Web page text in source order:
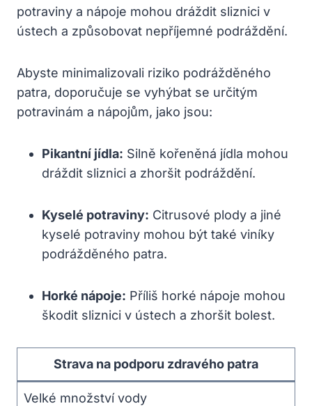
potraviny a nápoje mohou dráždit sliznici v
ústech a způsobovat nepříjemné podráždění.
Abyste minimalizovali riziko podrážděného
patra, doporučuje se vyhýbat se určitým
potravinám a nápojům, jako jsou:
Pikantní jídla: Silně kořeněná jídla mohou
dráždit sliznici a zhoršit podráždění.
Kyselé potraviny: Citrusové plody a jiné
kyselé potraviny mohou být také viníky
podrážděného patra.
Horké nápoje: Příliš horké nápoje mohou
škodit sliznici v ústech a zhoršit bolest.
Strava na podporu zdravého patra
Velké množství vody